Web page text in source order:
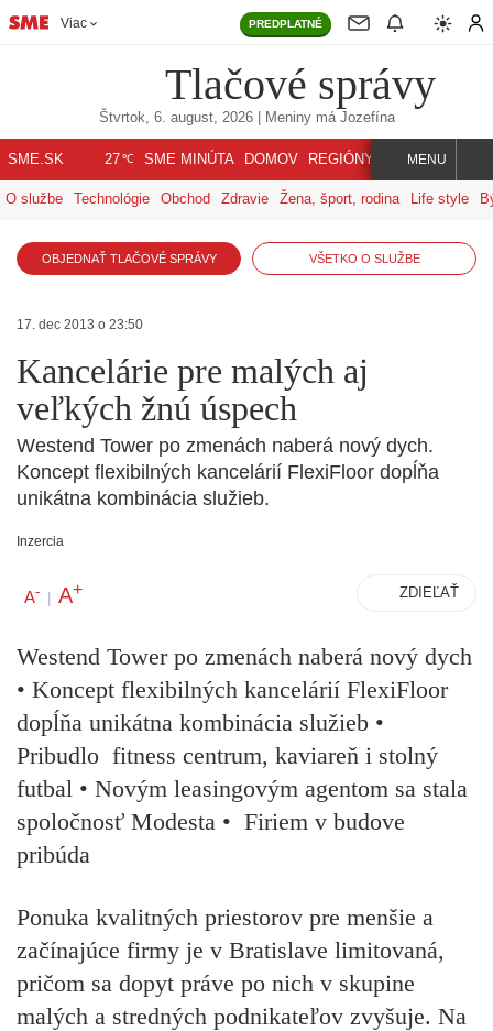
Viac PREDPLATNÉ
Tlačové správy
Štvrtok, 6. august, 2026| Meniny má Jozefína
SME.SK 27℃ SME MINÚTA DOMOV REGIÓNY INDEX SVET
MENU
O službe Technológie Obchod Zdravie Žena, šport, rodina Life style
OBJEDNAŤ TLAČOVÉ SPRÁVY VŠETKO O SLUŽBE
17. dec 2013 o 23:50
Kancelárie pre malých aj
veľkých žnú úspech
Westend Tower po zmenách naberá nový dych.
Koncept flexibilných kancelárií FlexiFloor dopĺňa
unikátna kombinácia služieb.
Inzercia
A- | A+ ZDIEĽAŤ
Westend Tower po zmenách naberá nový dych
• Koncept flexibilných kancelárií FlexiFloor
dopĺňa unikátna kombinácia služieb •
Pribudlo fitness centrum, kaviareň i stolný
futbal • Novým leasingovým agentom sa stala
spoločnosť Modesta • Firiem v budove
pribúda
Ponuka kvalitných priestorov pre menšie a
začínajúce firmy je v Bratislave limitovaná,
pričom sa dopyt práve po nich v skupine
malých a stredných podnikateľov zvyšuje. Na